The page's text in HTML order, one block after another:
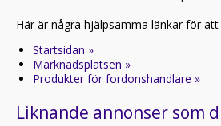
Här är några hjälpsamma länkar för att
Startsidan »
Marknadsplatsen »
Produkter för fordonshandlare »
Liknande annonser som